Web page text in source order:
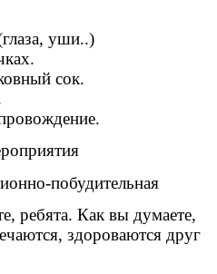
уши..)
сок.
побудительная
ребята. Как вы думаете,
здороваются друг